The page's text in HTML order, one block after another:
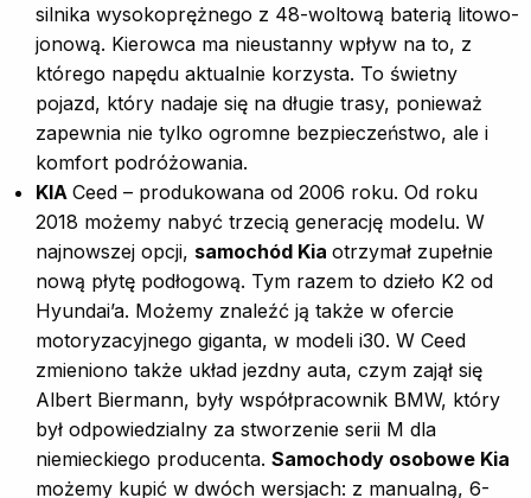
silnika wysokoprężnego z 48-woltową baterią litowo-
jonową. Kierowca ma nieustanny wpływ na to, z
którego napędu aktualnie korzysta. To świetny
pojazd, który nadaje się na długie trasy, ponieważ
zapewnia nie tylko ogromne bezpieczeństwo, ale i
komfort podróżowania.
KIA Ceed – produkowana od 2006 roku. Od roku
2018 możemy nabyć trzecią generację modelu. W
najnowszej opcji, samochód Kia otrzymał zupełnie
nową płytę podłogową. Tym razem to dzieło K2 od
Hyundai’a. Możemy znaleźć ją także w ofercie
motoryzacyjnego giganta, w modeli i30. W Ceed
zmieniono także układ jezdny auta, czym zajął się
Albert Biermann, były współpracownik BMW, który
był odpowiedzialny za stworzenie serii M dla
niemieckiego producenta. Samochody osobowe Kia
możemy kupić w dwóch wersjach: z manualną, 6-